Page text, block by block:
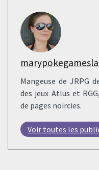
Mangeuse de JRPG
des jeux Atlus et
de pages noircies.
Voir toutes les